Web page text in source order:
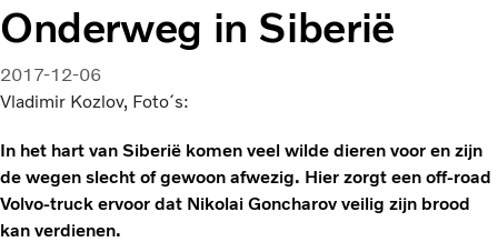
Transportoplossingen
CO2-reductie
Trucks
Truck Builder
Dealer locator
Nieuws
Over ons
Onderweg in Siberië
2017-12-06
Vladimir Kozlov, Foto´s:
In het hart van Siberië komen veel wilde dieren voor en zijn
de wegen slecht of gewoon afwezig. Hier zorgt een off-road
Volvo-truck ervoor dat Nikolai Goncharov veilig zijn brood
kan verdienen.